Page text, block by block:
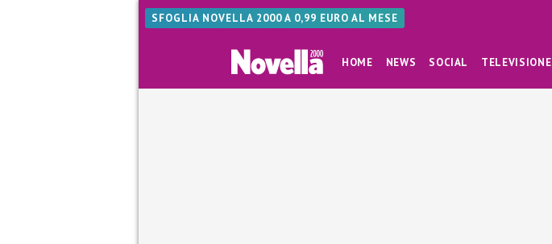
SFOGLIA NOVELLA 2000 A 0,99 EURO AL MESE
HOME NEWS SOCIAL TELEVISIONE